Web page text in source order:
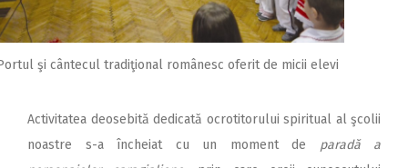
şi cântecul tradiţional românesc oferit de micii elevi
Activitatea deosebită dedicată ocrotitorului spiritual al şcolii
noastre s-a încheiat cu un moment de paradă a